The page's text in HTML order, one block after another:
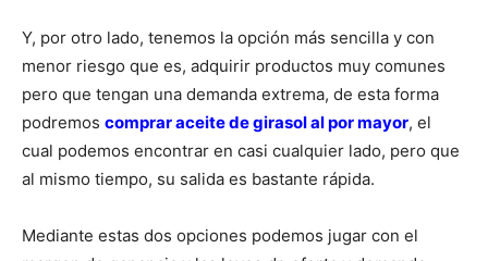
Y, por otro lado, tenemos la opción más sencilla y con
menor riesgo que es, adquirir productos muy comunes
pero que tengan una demanda extrema, de esta forma
podremos comprar aceite de girasol al por mayor, el
cual podemos encontrar en casi cualquier lado, pero que
al mismo tiempo, su salida es bastante rápida.
Mediante estas dos opciones podemos jugar con el